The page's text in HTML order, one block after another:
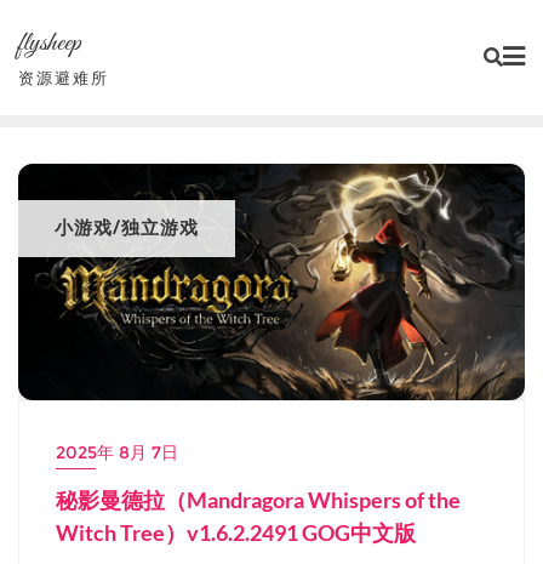
content
flysheep
资源避难所
小游戏/独立游戏
2025年 8月 7日
秘影曼德拉（Mandragora Whispers of the
Witch Tree）v1.6.2.2491 GOG中文版